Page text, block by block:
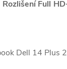
Rozlišení Full